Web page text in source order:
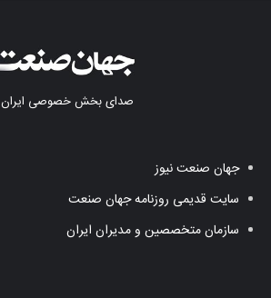
صدای بخش خصوصی ایران
جهان صنعت نیوز
سایت قدیمی روزنامه جهان صنعت
سازمان متخصصین و مدیران ایران